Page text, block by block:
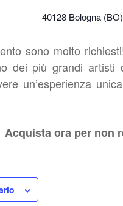
40128 Bologna (BO)
sono molto
dei più grandi artisti
un’esperienza
Acquista ora per non